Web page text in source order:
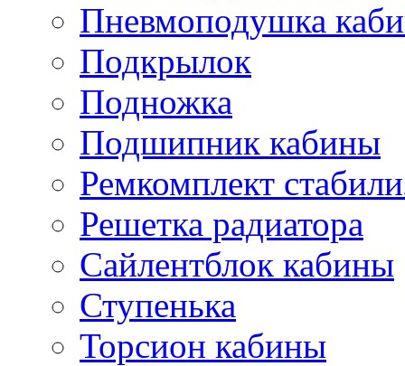
Пневмоподушка
Подкрылок
Подножка
Подшипник кабины
Ремкомплект
Решетка радиатора
Сайлентблок кабины
Ступенька
Торсион кабины